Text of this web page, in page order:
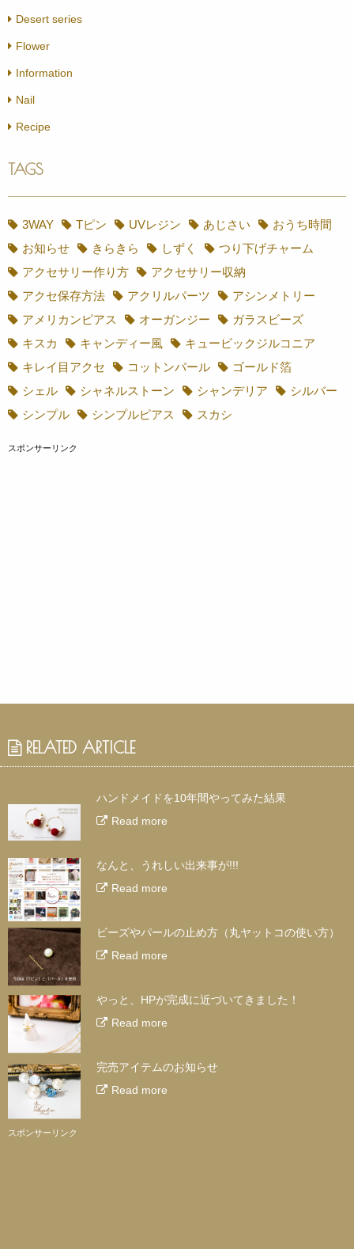
Desert series
Flower
Information
Nail
Recipe
TAGS
3WAY Tピン UVレジン あじさい
おうち時間
お知らせ
きらきら しずく
つり下げチャーム
アクセサリー作り方
アクセサリー収納
アクセ保存方法
アクリルパーツ
アシンメトリー
アメリカンピアス
オーガンジー
ガラスビーズ
キスカ
キャンディー風
キュービックジルコニア
キレイ目アクセ
コットンパール
ゴールド箔
シェル
シャネルストーン シャンデリア
シルバー
シンプル
シンプルピアス スカシ
スポンサーリンク
RELATED ARTICLE
ハンドメイドを10年間やってみた結果
Read more
なんと、うれしい出来事が!!!
Read more
ビーズやパールの止め方（丸ヤットコの使い方）
Read more
やっと、HPが完成に近づいてきました！
Read more
完売アイテムのお知らせ
Read more
スポンサーリンク